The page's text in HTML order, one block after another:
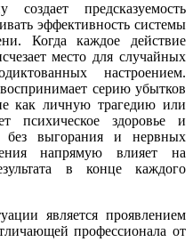
предсказуемость
эффективность системы
Когда каждое действие
место для случайных
настроением.
серию убытков
как личную трагедию или
психическое здоровье и
без выгорания и нервных
напрямую влияет на
в конце каждого
является проявлением
профессионала от